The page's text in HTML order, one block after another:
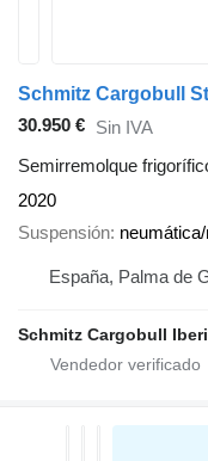
Schmitz Cargobull
30.950 € Sin IVA
Semirremolque
2020
Suspensión
España, Palma de